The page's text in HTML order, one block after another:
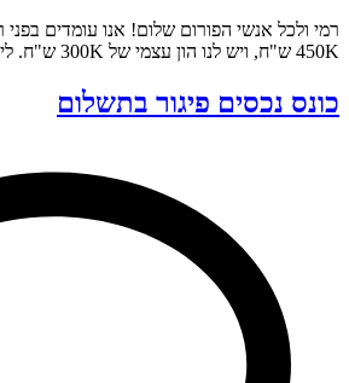
רמי ולכל אנשי הפורום שלום! אנו עומדים
450K ש"ח, ויש לנו הון עצמי של 300K ש"ח. לי ולבת זוגתי יש...
כונס נכסים פיגור בתשלום